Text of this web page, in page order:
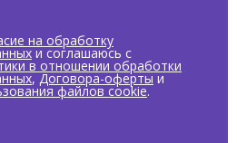
на обработку
и соглашаюсь с
в отношении обработки
, Договора-оферты и
файлов cookie.